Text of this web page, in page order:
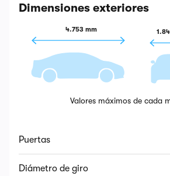
Dimensiones exteriores
4.753 mm
Valores máximos de cada
Puertas
Diámetro de giro